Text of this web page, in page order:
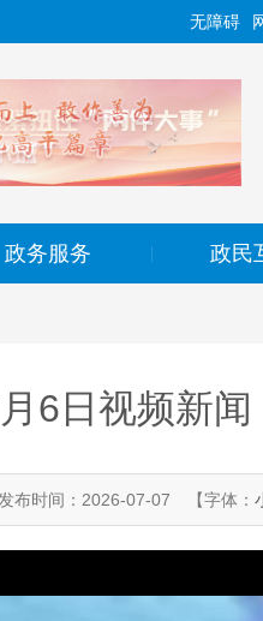
无障碍
政务服务 政民
6日视频新闻
发布时间：2026-07-07 【字体：